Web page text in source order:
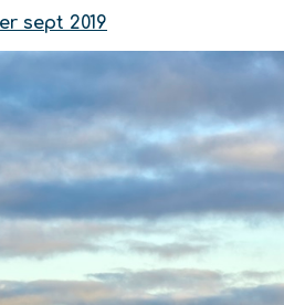
sept 2019